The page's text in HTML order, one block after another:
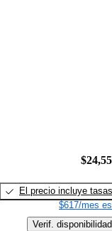
El precio incluye tasas
$617/mes
Verif. disponibilidad